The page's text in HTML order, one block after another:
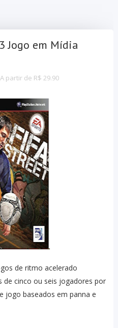
Jogo em Mídia
partir de R$ 29.90
de ritmo acelerado
de cinco ou seis jogadores por
jogo baseados em panna e